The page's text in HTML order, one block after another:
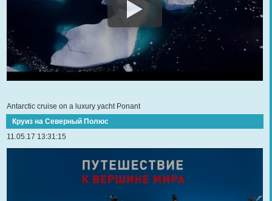
Antarctic cruise on a luxury yacht Ponant
Круиз на Северный Полюс
11.05.17 13:31:15